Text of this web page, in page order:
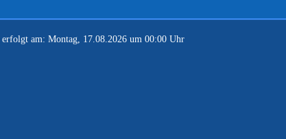
erfolgt am: Montag, 17.08.2026 um 00:00 Uhr